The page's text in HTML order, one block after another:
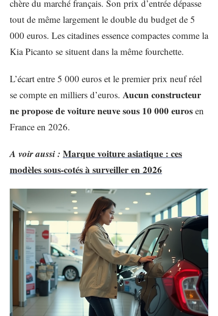
chère du marché français. Son prix d’entrée dépasse
tout de même largement le double du budget de 5
000 euros. Les citadines essence compactes comme la
Kia Picanto se situent dans la même fourchette.
L’écart entre 5 000 euros et le premier prix neuf réel
se compte en milliers d’euros. Aucun constructeur
ne propose de voiture neuve sous 10 000 euros en
France en 2026.
A voir aussi : Marque voiture asiatique : ces
modèles sous-cotés à surveiller en 2026